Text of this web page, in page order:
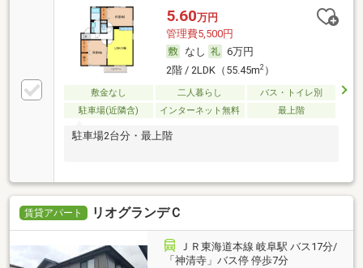
5.60万円
管理費5,500円
なし
6万円
2階 / 2LDK（55.45m2）
敷金なし 二人暮らし
バス・トイレ別
駐車場(近隣含)
インターネット無料 最上階
駐車場2台分・最上階
賃貸アパート リオグランデＣ
ＪＲ東海道本線 岐阜駅 バス17分/
「神清寺」バス停 停歩7分